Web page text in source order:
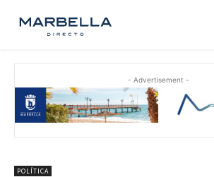
- Advertisement -
POLÍTICA